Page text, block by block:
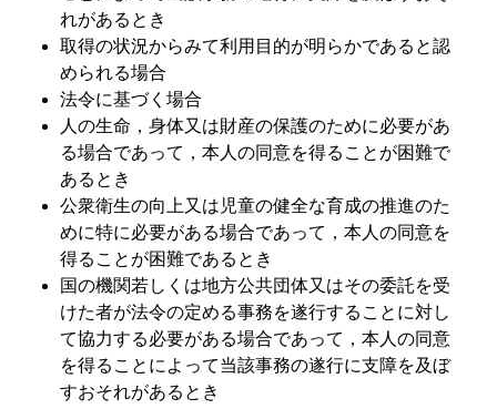
れがあるとき
取得の状況からみて利用目的が明らかであると認
められる場合
法令に基づく場合
人の生命，身体又は財産の保護のために必要があ
る場合であって，本人の同意を得ることが困難で
あるとき
公衆衛生の向上又は児童の健全な育成の推進のた
めに特に必要がある場合であって，本人の同意を
得ることが困難であるとき
国の機関若しくは地方公共団体又はその委託を受
けた者が法令の定める事務を遂行することに対し
て協力する必要がある場合であって，本人の同意
を得ることによって当該事務の遂行に支障を及ぼ
すおそれがあるとき